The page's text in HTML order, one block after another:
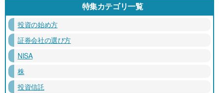
特集カテゴリ一覧
投資の始め方
証券会社の選び方
NISA
株
投資信託